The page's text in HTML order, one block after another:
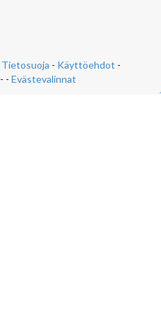
Tietosuoja - Käyttöehdot -
- - Evästevalinnat